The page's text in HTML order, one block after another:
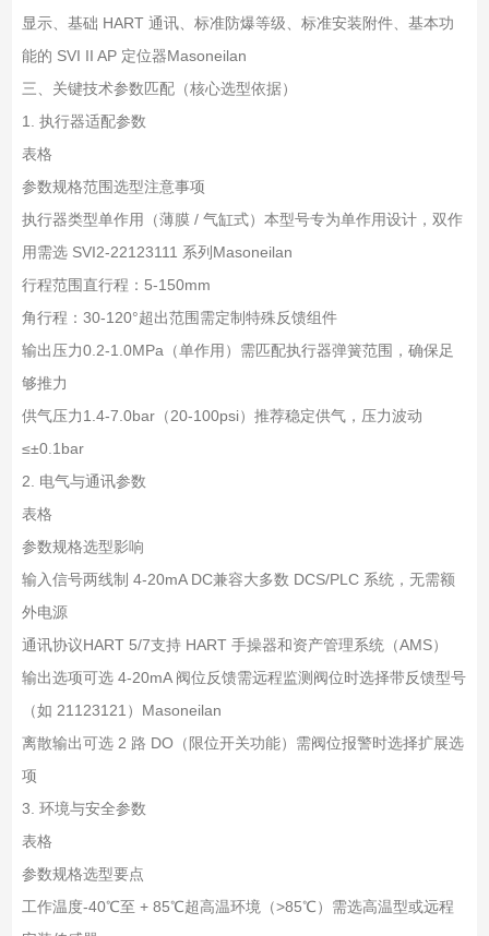
显示、基础 HART 通讯、标准防爆等级、标准安装附件、基本功
能的 SVI II AP 定位器Masoneilan
三、关键技术参数匹配（核心选型依据）
1. 执行器适配参数
表格
参数规格范围选型注意事项
执行器类型单作用（薄膜 / 气缸式） 本型号专为单作用设计，双作
用需选 SVI2-22123111 系列Masoneilan
行程范围直行程：5-150mm
角行程：30-120°超出范围需定制特殊反馈组件
输出压力0.2-1.0MPa（单作用） 需匹配执行器弹簧范围，确保足
够推力
供气压力1.4-7.0bar（20-100psi） 推荐稳定供气，压力波动
≤±0.1bar
2. 电气与通讯参数
表格
参数规格选型影响
输入信号两线制 4-20mA DC兼容大多数 DCS/PLC 系统，无需额
外电源
通讯协议HART 5/7支持 HART 手操器和资产管理系统（AMS）
输出选项可选 4-20mA 阀位反馈需远程监测阀位时选择带反馈型号
（如 21123121）Masoneilan
离散输出可选 2 路 DO（限位开关功能） 需阀位报警时选择扩展选
项
3. 环境与安全参数
表格
参数规格选型要点
工作温度-40℃至 + 85℃超高温环境（>85℃）需选高温型或远程